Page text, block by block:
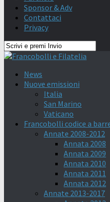
Sponsor & Adv
Contattaci
Privacy
News
Nuove emissioni
Italia
San Marino
Vaticano
Francobolli codice a
Annate 2008-2012
Annata 2008
Annata 2009
Annata 2010
Annata 2011
Annata 2012
Annate 2013-2017